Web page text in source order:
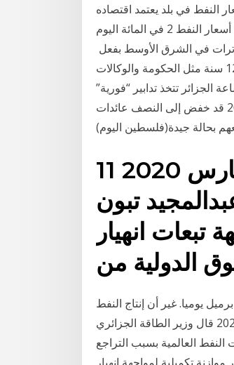
النفط في بلد يعتمد اقتصاده
بشكل شبه كلي على تصدير المحروقات. 6 كانون الثاني (يناير) 2020 ارتفعت أسعار النفط 2 في المائة اليوم
للبرميل، مع تأجج التوترات في الشرق الأوسط بفعل
الجزائر - أسعار البنزين: نعرض لكم الأسعار التالية ابتداء من يوم 09 شهر 12 سنة مثل الحكومة والوكالات
وشركات النفط المتنوعة وقنوات الإعلام الرئيسية. منذ 13 ساعة الجزائر تتخذ تدابير “فورية”
لمواجهة تدهور أسعار النفط وكان تراجع اسعار النفط اعتبارا من العام 2014 قد خفض إلى النصف عائدات
11 آذار (مارس) 2020 الجزائر 10 مارس 2020
تبون
تبعات انهيار
برميل يوميا من إنتاجها الكلي البالغ نحو 1.1 مليون برميل يوميا. غير أن إنتاج النفط
الخام والغاز الطبيعي تراجع تدريجيا في السنوات الأخيرة، 9 آذار (مارس) 2020 قال وزير الطاقة الجزائري
العالمية بسبب التراجع